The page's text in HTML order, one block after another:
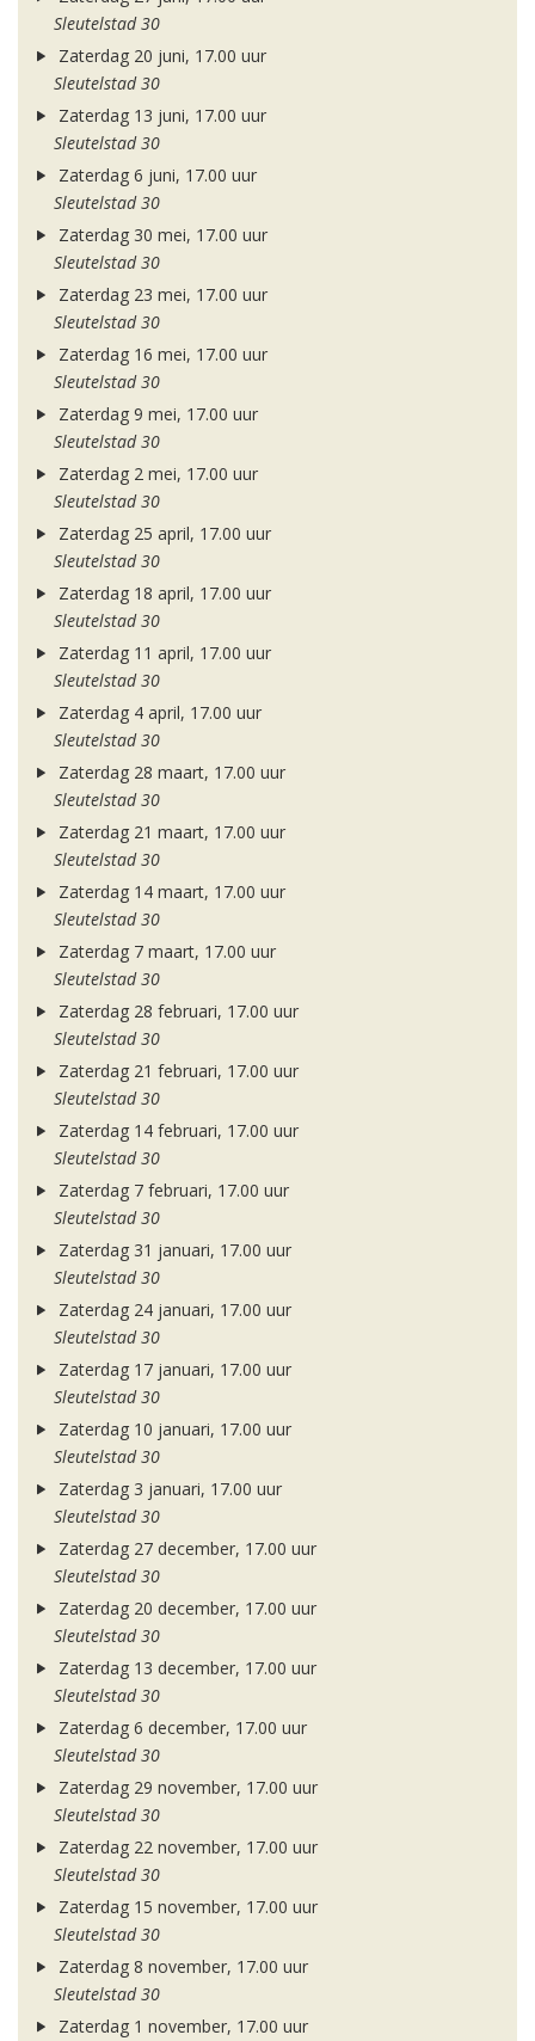
Sleutelstad 30
Zaterdag 20 juni, 17.00 uur
Sleutelstad 30
Zaterdag 13 juni, 17.00 uur
Sleutelstad 30
Zaterdag 6 juni, 17.00 uur
Sleutelstad 30
Zaterdag 30 mei, 17.00 uur
Sleutelstad 30
Zaterdag 23 mei, 17.00 uur
Sleutelstad 30
Zaterdag 16 mei, 17.00 uur
Sleutelstad 30
Zaterdag 9 mei, 17.00 uur
Sleutelstad 30
Zaterdag 2 mei, 17.00 uur
Sleutelstad 30
Zaterdag 25 april, 17.00 uur
Sleutelstad 30
Zaterdag 18 april, 17.00 uur
Sleutelstad 30
Zaterdag 11 april, 17.00 uur
Sleutelstad 30
Zaterdag 4 april, 17.00 uur
Sleutelstad 30
Zaterdag 28 maart, 17.00 uur
Sleutelstad 30
Zaterdag 21 maart, 17.00 uur
Sleutelstad 30
Zaterdag 14 maart, 17.00 uur
Sleutelstad 30
Zaterdag 7 maart, 17.00 uur
Sleutelstad 30
Zaterdag 28 februari, 17.00 uur
Sleutelstad 30
Zaterdag 21 februari, 17.00 uur
Sleutelstad 30
Zaterdag 14 februari, 17.00 uur
Sleutelstad 30
Zaterdag 7 februari, 17.00 uur
Sleutelstad 30
Zaterdag 31 januari, 17.00 uur
Sleutelstad 30
Zaterdag 24 januari, 17.00 uur
Sleutelstad 30
Zaterdag 17 januari, 17.00 uur
Sleutelstad 30
Zaterdag 10 januari, 17.00 uur
Sleutelstad 30
Zaterdag 3 januari, 17.00 uur
Sleutelstad 30
Zaterdag 27 december, 17.00 uur
Sleutelstad 30
Zaterdag 20 december, 17.00 uur
Sleutelstad 30
Zaterdag 13 december, 17.00 uur
Sleutelstad 30
Zaterdag 6 december, 17.00 uur
Sleutelstad 30
Zaterdag 29 november, 17.00 uur
Sleutelstad 30
Zaterdag 22 november, 17.00 uur
Sleutelstad 30
Zaterdag 15 november, 17.00 uur
Sleutelstad 30
Zaterdag 8 november, 17.00 uur
Sleutelstad 30
Zaterdag 1 november, 17.00 uur